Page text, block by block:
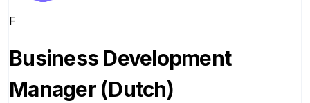
F
Business Development
Manager (Dutch)